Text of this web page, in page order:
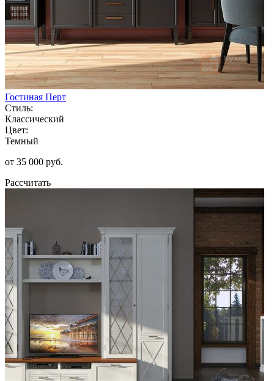
Гостиная Перт
Стиль:
Классический
Цвет:
Темный
от 35 000 руб.
Рассчитать